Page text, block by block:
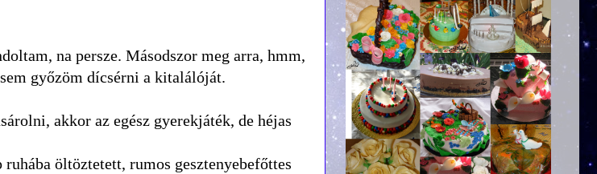
na persze. Másodszor meg arra, hmm,
győzöm dícsérni a kitalálóját.
akkor az egész gyerekjáték, de héjas
öltöztetett, rumos gesztenyebefőttes